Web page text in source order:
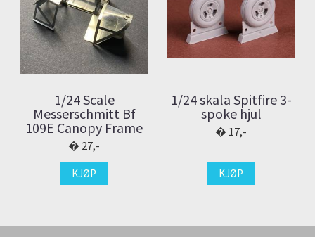
1/24 Scale
Messerschmitt Bf
109E Canopy Frame
27,-
KJØP
1/24 skala Spitfire 3-
spoke hjul
17,-
KJØP